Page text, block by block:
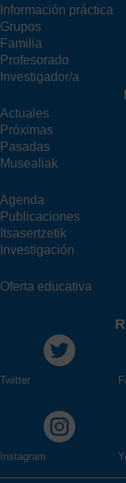
Información práctica
Grupos
Familia
Profesorado
Investigador/a
Actuales
Próximas
Pasadas
Musealiak
Agenda
Publicaciones
Itsasertzetik
Investigación
Oferta educativa
Twitter
Instagram